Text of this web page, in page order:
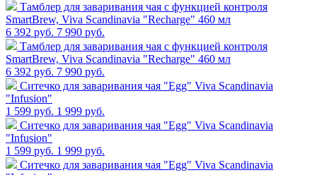
Тамблер для заваривания чая с функцией контроля
SmartBrew, Viva Scandinavia "Recharge" 460 мл
6 392 руб. 7 990 руб.
Тамблер для заваривания чая с функцией контроля
SmartBrew, Viva Scandinavia "Recharge" 460 мл
6 392 руб. 7 990 руб.
Cитечко для заваривания чая "Egg" Viva Scandinavia
"Infusion"
1 599 руб. 1 999 руб.
Cитечко для заваривания чая "Egg" Viva Scandinavia
"Infusion"
1 599 руб. 1 999 руб.
Cитечко для заваривания чая "Egg" Viva Scandinavia